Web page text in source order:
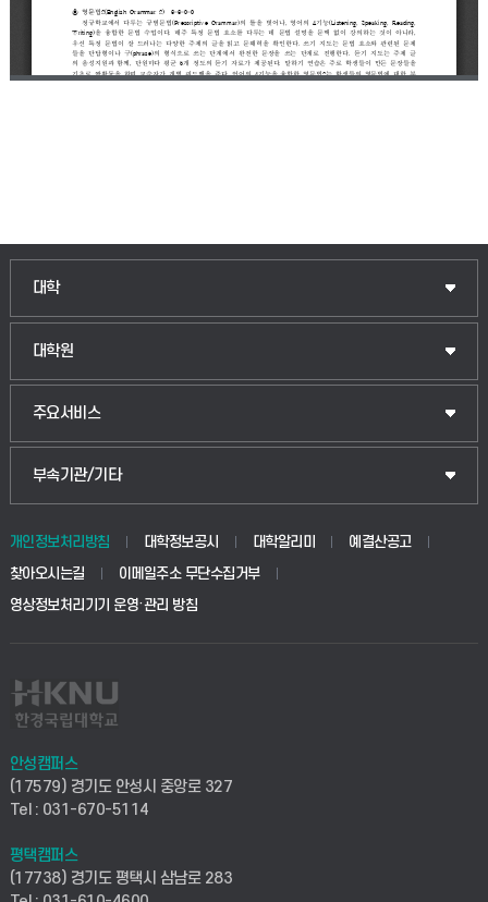
대학
인문융합공공인재학부
법경영학부
생명공학부
사회안전시스템공학부
컴퓨터응용수학부
ICT로봇기계공학부
대학원
일반대학원
산업대학원
공공정책대학원
교육대학원
주요서비스
입학안내
웹메일
학사시스템(전문학사 및 전공심화)
사이버캠퍼스(전문학사 및 전공심화)
시설바로처리서비스
연구실안전관리시스템
산학연구관리시스템
부속기관/기타
중앙도서관
학생생활관(안성)
산학협력단
취업지원센터
창업지원센터
현장실습지원센터
개인정보처리방침 대학정보공시 대학알리미
예결산공고
찾아오시는길
이메일주소 무단수집거부
영상정보처리기기 운영·관리 방침
안성캠퍼스
(17579) 경기도 안성시 중앙로 327
Tel : 031-670-5114
평택캠퍼스
(17738) 경기도 평택시 삼남로 283